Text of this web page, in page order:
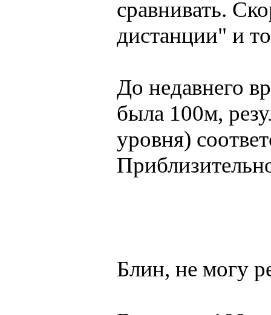
сравнивать.
дистанции" и
До недавнего
была 100м,
уровня)
Блин, не могу